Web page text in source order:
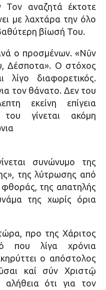
αναζητά έκτοτε
με λαχτάρα την όλο
βίωσή Του.
ο προσμένων. «Nῦν
Δέσποτα». Ο στόχος
διαφορετικός.
τον θάνατο. Δεν του
εκείνη επίγεια
γίνεται ακόμη
συνώνυμο της
της λύτρωσης από
της απατηλής
της χωρίς όρια
προ της Χάριτος
που λίγα χρόνια
ο απόστολος
καί σύν Χριστῷ
αλήθεια ότι για τον